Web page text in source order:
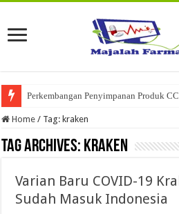
Perkembangan Penyimpanan Produk
Ketika Obat Menunggu Keputusan:
Home / Tag: kraken
Tag Archives: kraken
Varian Baru COVID-19
Sudah Masuk Indonesia